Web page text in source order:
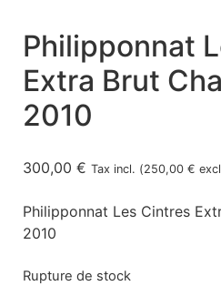
Philipponnat
Extra Brut
2010
300,00 € Tax incl. (250,00 €
Philipponnat Les Cintres
2010
Rupture de stock